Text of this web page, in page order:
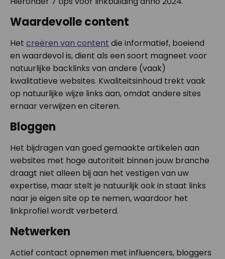
Waardevolle content
Het creëren van content die informatief, boeiend
en waardevol is, dient als een soort magneet voor
natuurlijke backlinks van andere (vaak)
kwalitatieve websites. Kwaliteitsinhoud trekt vaak
op natuurlijke wijze links aan, omdat andere sites
ernaar verwijzen en citeren.
Bloggen
Het bijdragen van goed gemaakte artikelen aan
websites met hoge autoriteit binnen jouw branche
draagt ​​niet alleen bij aan het vestigen van uw
expertise, maar stelt je natuurlijk ook in staat links
naar je eigen site op te nemen, waardoor het
linkprofiel wordt verbeterd.
Netwerken
Actief contact opnemen met influencers, bloggers